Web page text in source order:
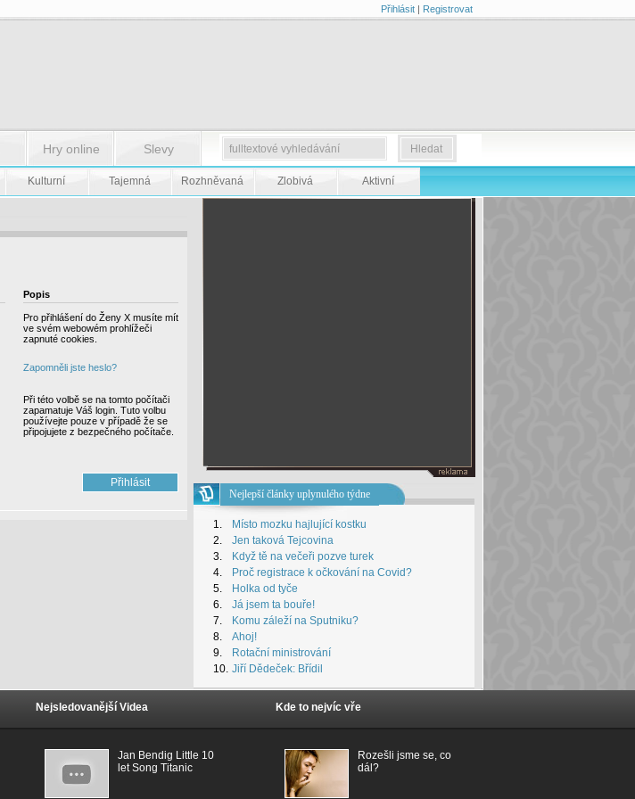
Přihlásit| Registrovat
Hry online Slevy
Kulturní Tajemná Rozhněvaná Zlobivá Aktivní
Popis
Pro přihlášení do Ženy X musíte mít
ve svém webowém prohlížeči
zapnuté cookies.
Zapomněli jste heslo?
Při této volbě se na tomto počítači
zapamatuje Váš login. Tuto volbu
používejte pouze v případě že se
připojujete z bezpečného počítače.
Nejlepší články uplynulého týdne
1.
Místo mozku hajlující kostku
2.
Jen taková Tejcovina
3.
Když tě na večeři pozve turek
4.
Proč registrace k očkování na Covid?
5.
Holka od tyče
6.
Já jsem ta bouře!
7.
Komu záleží na Sputniku?
8.
Ahoj!
9.
Rotační ministrování
10. Jiří Dědeček: Břídil
Nejsledovanější Videa
Jan Bendig Little 10
let Song Titanic
Kde to nejvíc vře
Rozešli jsme se, co
dál?